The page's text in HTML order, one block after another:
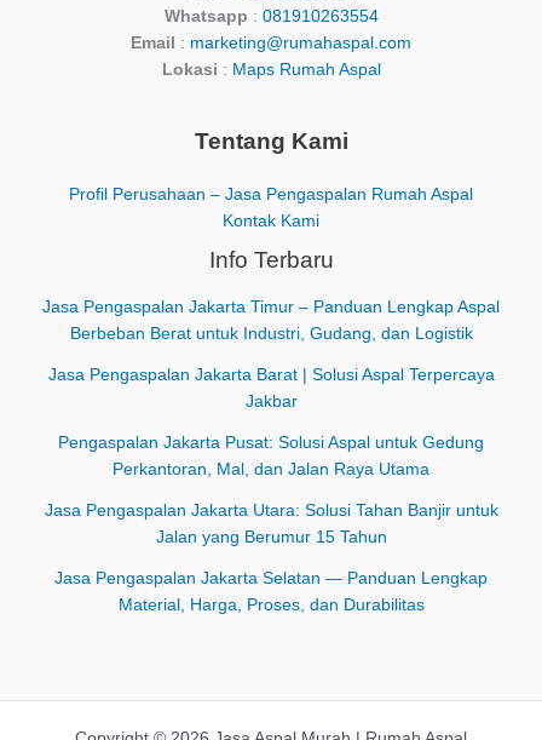
Whatsapp : 081910263554
Email
: marketing@rumahaspal.com
Lokasi : Maps Rumah Aspal
Tentang Kami
Profil Perusahaan – Jasa Pengaspalan Rumah Aspal
Kontak Kami
Info Terbaru
Jasa Pengaspalan Jakarta Timur – Panduan Lengkap Aspal
Berbeban Berat untuk Industri, Gudang, dan Logistik
Jasa Pengaspalan Jakarta Barat | Solusi Aspal Terpercaya
Jakbar
Pengaspalan Jakarta Pusat: Solusi Aspal untuk Gedung
Perkantoran, Mal, dan Jalan Raya Utama
Jasa Pengaspalan Jakarta Utara: Solusi Tahan Banjir untuk
Jalan yang Berumur 15 Tahun
Jasa Pengaspalan Jakarta Selatan — Panduan Lengkap
Material, Harga, Proses, dan Durabilitas